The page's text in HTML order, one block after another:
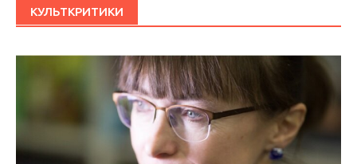
КУЛЬТКРИТИКИ